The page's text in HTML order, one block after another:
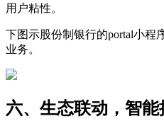
用户粘性。
下图示股份制银行的portal小程
业务。
六、生态联动，智能